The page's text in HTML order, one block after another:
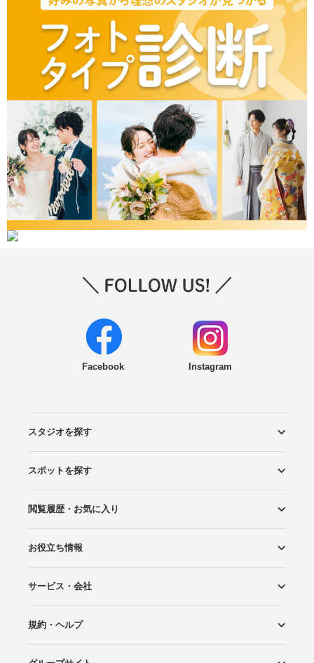
Facebook Instagram
スタジオを探す
エリアから探す
こだわりから探す
NEW PHOTO STYLE
プランから探す
フォトタイプ診断
フォトグラファーから探す
国内リゾートから探す
スポットを探す
ロケーションから探す
スタジオから探す
閲覧履歴・お気に入り
閲覧スタジオ
お気に入り
お役立ち情報
Wedding Photo マガジン
はじめてガイド
サービス・会社
Photoraitとは
スタジオの掲載について
お問い合わせ
運営会社
サイトマップ
規約・ヘルプ